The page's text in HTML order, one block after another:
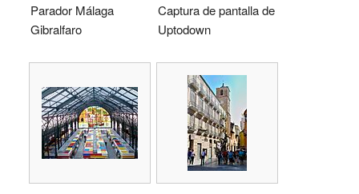
Parador Málaga
Gibralfaro
Captura de pantalla de
Uptodown